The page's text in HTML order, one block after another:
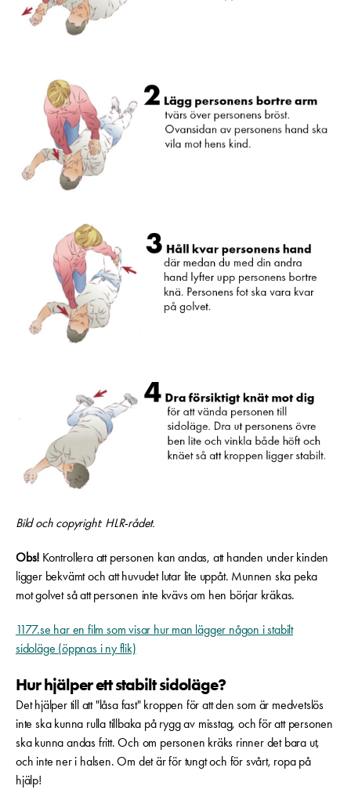
Bild och copyright: HLR-rådet.
Obs! Kontrollera att personen kan andas, att handen under kinden
ligger bekvämt och att huvudet lutar lite uppåt. Munnen ska peka
mot golvet så att personen inte kvävs om hen börjar kräkas.
1177.se har en film som visar hur man lägger någon i stabilt
sidoläge (öppnas i ny flik)
Hur hjälper ett stabilt sidoläge?
Det hjälper till att "låsa fast" kroppen för att den som är medvetslös
inte ska kunna rulla tillbaka på rygg av misstag, och för att personen
ska kunna andas fritt. Och om personen kräks rinner det bara ut,
och inte ner i halsen. Om det är för tungt och för svårt, ropa på
hjälp!